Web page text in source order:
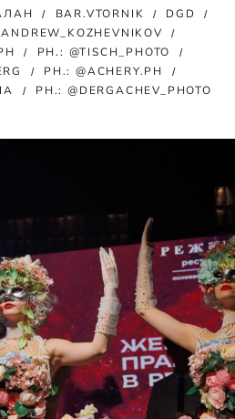
BAR.VTORNIK
DGD
PH.: @TISCH_PHOTO
PH.: @ACHERY.PH
PH.: @DERGACHEV_PHOTO